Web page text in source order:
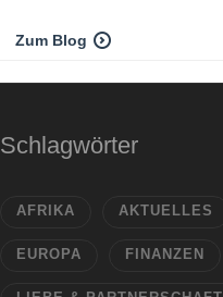
Zum Blog
Schlagwörter
AFRIKA AKTUELLES
EUROPA FINANZEN